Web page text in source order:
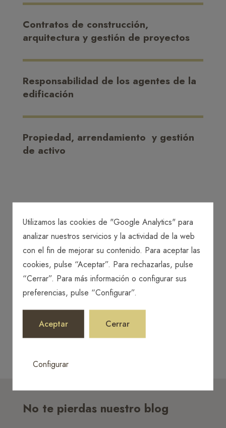
Contratos de construcción,
arquitectura y gestión de proyectos
Responsabilidad de los agentes de la
edificación
Propiedad, arrendamiento y gestión
de activo
No te pierdas nuestro blog
Utilizamos las cookies de "Google Analytics" para
analizar nuestros servicios y la actividad de la web
con el fin de mejorar su contenido. Para aceptar las
cookies, pulse “Aceptar”. Para rechazarlas, pulse
“Cerrar”. Para más información o configurar sus
preferencias, pulse “Configurar”.
Aceptar Cerrar
Configurar